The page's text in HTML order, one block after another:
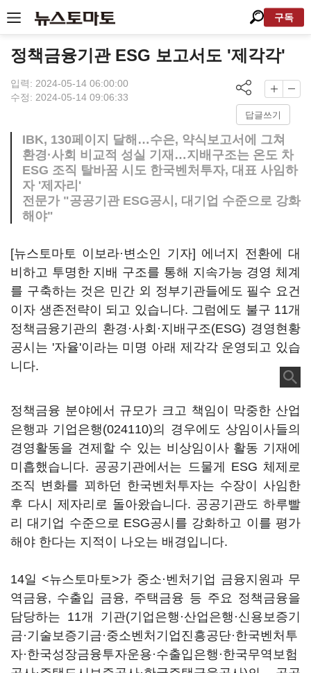
구독
정책금융기관 ESG 보고서도 '제각각'
입력: 2024-05-14 06:00:00
수정: 2024-05-14 09:06:33
답글쓰기
IBK, 130페이지 달해…수은, 약식보고서에 그쳐
환경·사회 비교적 성실 기재…지배구조는 온도 차
ESG 조직 탈바꿈 시도 한국벤처투자, 대표 사임하
자 '제자리'
전문가 "공공기관 ESG공시, 대기업 수준으로 강화
해야"
[뉴스토마토 이보라·변소인 기자] 에너지 전환에 대
비하고 투명한 지배 구조를 통해 지속가능 경영 체계
를 구축하는 것은 민간 외 정부기관들에도 필수 요건
이자 생존전략이 되고 있습니다. 그럼에도 불구 11개
정책금융기관의 환경·사회·지배구조(ESG) 경영현황
공시는 '자율'이라는 미명 아래 제각각 운영되고 있습
니다.
정책금융 분야에서 규모가 크고 책임이 막중한 산업
은행과 기업은행(024110)의 경우에도 상임이사들의
경영활동을 견제할 수 있는 비상임이사 활동 기재에
미흡했습니다. 공공기관에서는 드물게 ESG 체제로
조직 변화를 꾀하던 한국벤처투자는 수장이 사임한
후 다시 제자리로 돌아왔습니다. 공공기관도 하루빨
리 대기업 수준으로 ESG공시를 강화하고 이를 평가
해야 한다는 지적이 나오는 배경입니다.
14일 <뉴스토마토>가 중소·벤처기업 금융지원과 무
역금융, 수출입 금융, 주택금융 등 주요 정책금융을
담당하는 11개 기관(기업은행·산업은행·신용보증기
금·기술보증기금·중소벤처기업진흥공단·한국벤처투
자·한국성장금융투자운용·수출입은행·한국무역보험